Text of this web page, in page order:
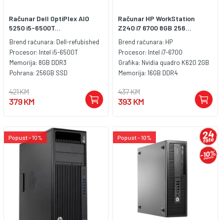
Računar Dell OptiPlex AIO
5250 i5-6500T...
Brend računara: Dell-refubished
Procesor: Intel i5-6500T
Memorija: 8GB DDR3
Pohrana: 256GB SSD
421 KM
379 KM
Računar HP WorkStation
Z240 i7 6700 8GB 256...
Brend računara: HP
Procesor: Intel i7-6700
Grafika: Nvidia quadro K620 2GB
Memorija: 16GB DDR4
437 KM
393 KM
Popust - 10% Popust - 10%